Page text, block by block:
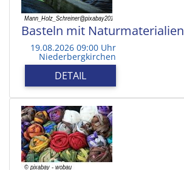
Basteln mit Naturmaterialien
19.08.2026 09:00 Uhr
Niederbergkirchen
DETAIL